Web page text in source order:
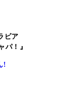
ビア
パ！』
!